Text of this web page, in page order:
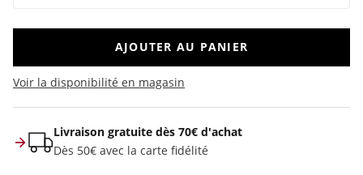
AJOUTER AU PANIER
Voir la disponibilité en magasin
Livraison gratuite dès 70€ d'achat
Dès 50€ avec la carte fidélité